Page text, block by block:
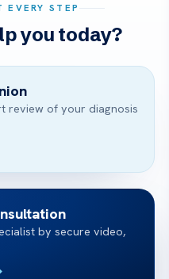
EVERY STEP
you today?
review of your diagnosis
by secure video,